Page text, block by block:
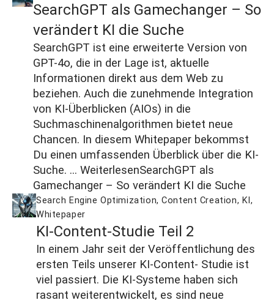
SearchGPT als Gamechanger – So
verändert KI die Suche
SearchGPT ist eine erweiterte Version von
GPT-4o, die in der Lage ist, aktuelle
Informationen direkt aus dem Web zu
beziehen. Auch die zunehmende Integration
von KI-Überblicken (AIOs) in die
Suchmaschinenalgorithmen bietet neue
Chancen. In diesem Whitepaper bekommst
Du einen umfassenden Überblick über die KI-
Suche. ... WeiterlesenSearchGPT als
Gamechanger – So verändert KI die Suche
Search Engine Optimization,Content Creation, KI ,
Whitepaper
KI-Content-Studie Teil 2
In einem Jahr seit der Veröffentlichung des
ersten Teils unserer KI-Content- Studie ist
viel passiert. Die KI-Systeme haben sich
rasant weiterentwickelt, es sind neue